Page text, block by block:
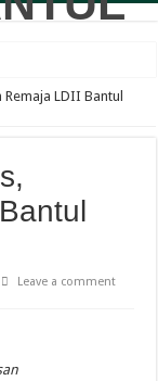
serta Ekonomi Warga
dengan Akhlak Mulia
Cetak Generasi
Generasi Emas
Rakyat LDII,
dan Bakti Sosial
Dibekali Pengelolaan
LDII Bantul
Leave a comment